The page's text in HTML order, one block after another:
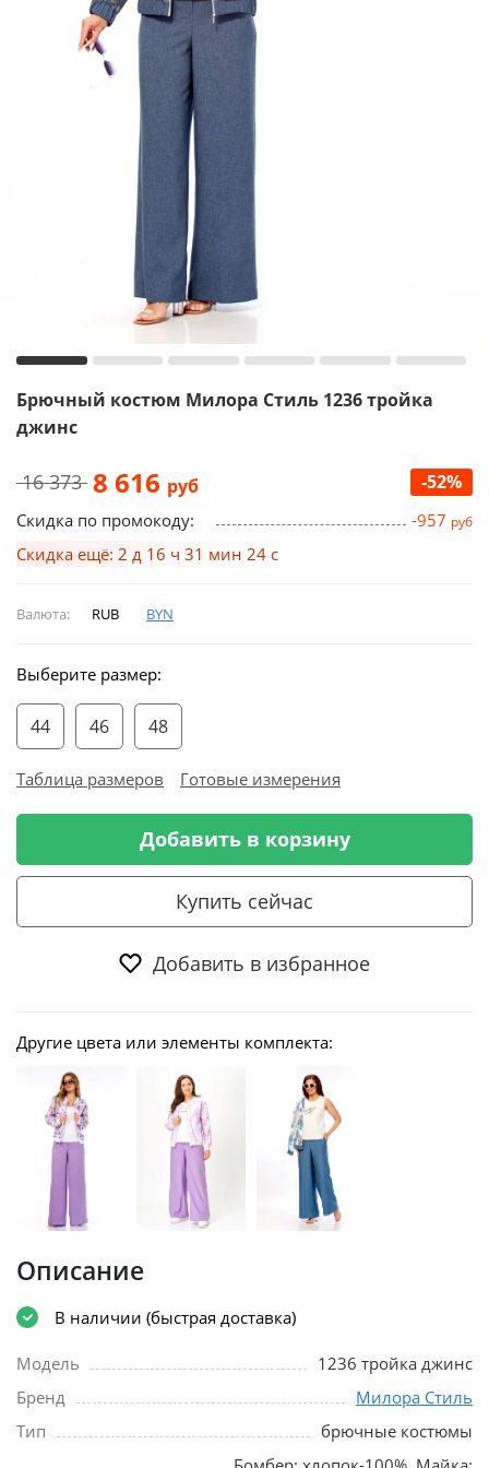
Брючный костюм Милора Стиль 1236 тройка
джинс
16 373 8 616 руб -52%
Скидка по промокоду: -957 руб
Скидка ещё: 2 д 16 ч 31 мин 23 с
Валюта: RUB BYN
Выберите размер:
44 46 48
Таблица размеров Готовые измерения
Добавить в корзину
Купить сейчас
Добавить в избранное
Другие цвета или элементы комплекта:
Описание
В наличии (быстрая доставка)
Модель
1236 тройка джинс
Бренд
Милора Стиль
Тип
брючные костюмы